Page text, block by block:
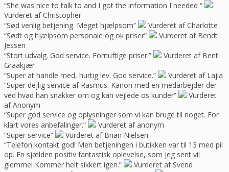
“She was nice to talk to and I got the information I needed “
Vurderet af Christopher
“Sød venlig betjening. Meget hjælpsom”
Vurderet af Charlotte
“Sødt og hjælpsom personale og ok priser”
Vurderet af Bendt
Jessen
“Stort udvalg. God service. Fornuftige priser.”
Vurderet af Bent
Graakjær
“Super at handle med, hurtig lev. God service.”
Vurderet af Lajla
“Super dejlig service af Rasmus. Kanon med en medarbejder der
ved hvad han snakker om og kan vejlede os kunder”
Vurderet
af Anonym
“Super god service og oplysninger som vi kan bruge til noget. For
klart vores anbefalinger.”
Vurderet af anonym
“Super service”
Vurderet af Brian Nielsen
“Telefon kontakt god! Men betjeningen i butikken var til 13 med pil
op. En sjælden positiv fantastisk oplevelse, som jeg sent vil
glemme! Kommer helt sikkert igen.”
Vurderet af Svend